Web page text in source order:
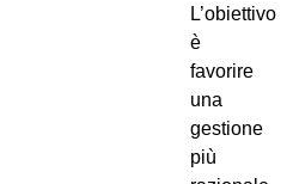
L’obiettivo
è
favorire
una
gestione
più